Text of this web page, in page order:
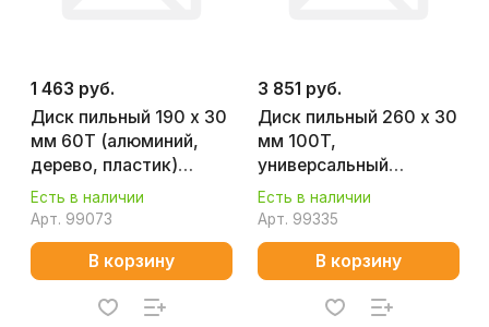
1 463 руб.
Диск пильный 190 x 30
мм 60T (алюминий,
дерево, пластик)
MAKITA D-81387
Есть в наличии
Арт. 99073
В корзину
3 851 руб.
Диск пильный 260 х 30
мм 100T,
универсальный
(алюминий, дерево,
пластик) MAKITA D-
81804
Есть в наличии
Арт. 99335
В корзину